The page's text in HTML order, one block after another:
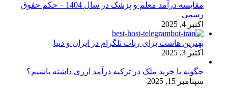
مقایسه درآمد معلم و پزشک در سال 1404 – حکم حقوق
رسمی
اکتبر 4, 2025
بهترین هاست برای ربات تلگرام در ایران و دنیا
اکتبر 3, 2025
چگونه با خرید ملک در ترکیه درآمد ارزی داشته باشیم؟
سپتامبر 15, 2025